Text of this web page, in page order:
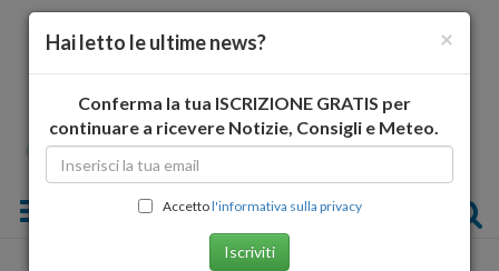
Toggle navigation
×
Hai letto le ultime news?
Conferma la tua ISCRIZIONE GRATIS per
continuare a ricevere Notizie, Consigli e Meteo.
Accettol'informativa sulla privacy
Iscriviti